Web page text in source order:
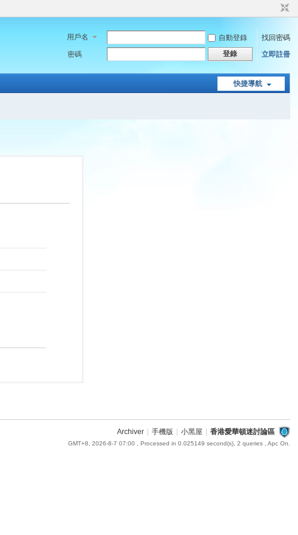
用戶名 自動登錄
找回密碼
密碼
登錄 立即註冊
快捷導航
Archiver 手機版 小黑屋 香港愛華頓迷討論區
GMT+8, 2026-8-7 07:00 , Processed in 0.025149 second(s), 2 queries , Apc On.